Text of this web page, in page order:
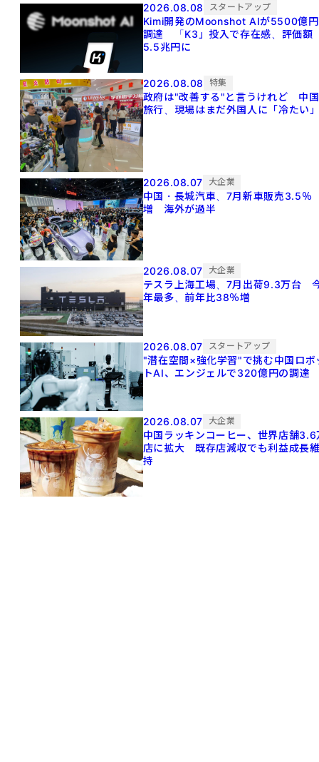
2026.08.08 スタートアップ
Kimi開発のMoonshot AIが5500億円
調達 「K3」投入で存在感、評価額
5.5兆円に
2026.08.08 特集
政府は"改善する"と言うけれど 中国
旅行、現場はまだ外国人に「冷たい
2026.08.07 大企業
中国・長城汽車、7月新車販売3.5％
増 海外が過半
2026.08.07 大企業
テスラ上海工場、7月出荷9.3万台
年最多、前年比38％増
2026.08.07 スタートアップ
"潜在空間×強化学習"で挑む中国ロボ
トAI、エンジェルで320億円の調達
2026.08.07 大企業
中国ラッキンコーヒー、世界店舗3.6
店に拡大 既存店減収でも利益成長
持